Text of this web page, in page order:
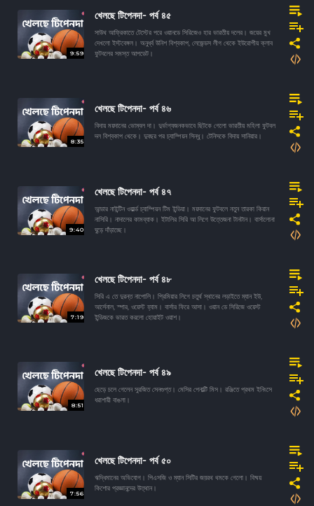
9:59
খেলছে টিপেনদা- পর্ব ৪৫
সাউথ আফ্রিকাতে টেস্টের পরে ওয়ানডে সিরিজেও হার ভারতীয় দলের। জয়ের মুখ
দেখলো ইস্টবেঙ্গল। অনুর্ধ্ব উনিশ বিশ্বকাপ, লেজেন্ডস লীগ থেকে ইউরোপীয় ক্লাব
ফুটবলের সমস্ত আপডেট।
8:35
খেলছে টিপেনদা- পর্ব ৪৬
বিদায় ময়দানের ভোম্বল দা। দুর্ভাগ্যজনকভাবে ছিটকে গেলো ভারতীয় মহিলা ফুটবল
দল বিশ্বকাপ থেকে। দুবছর পর চ্যাম্পিয়ন সিন্ধু। টেনিসকে বিদায় সানিয়ার।
9:40
খেলছে টিপেনদা- পর্ব ৪৭
আন্ডার নাইন্টিন ওয়ার্ল্ড চ্যাম্পিয়ন টিম ইন্ডিয়া। ময়দানের ফুটবলে নতুন তারকা কিয়ান
নাসিরি। নাদালের কামব্যাক। ইটালির সিরি আ লিগে উত্তেজনা টানটান। বার্সালোনা
ঘুড়ে দাঁড়াচ্ছে।
7:19
খেলছে টিপেনদা- পর্ব ৪৮
সিরি এ তে দুরন্ত নাপোলি। প্রিমিয়ার লিগে চতুর্থ স্থানের লড়াইতে ম্যান ইউ,
আর্সেনাল, স্পার, ওয়েস্ট হ্যাম। বার্সার ফিরে আসা। ওয়ান ডে সিরিজে ওয়েস্ট
ইন্ডিজকে ভারত করলো হোয়াইট ওয়াশ।
8:51
খেলছে টিপেনদা- পর্ব ৪৯
ছেড়ে চলে গেলেন সুরজিত সেনগুপ্ত। মেসির পেনাল্টি মিস। রঞ্জিতে প্রথম ইনিংসে
ধরাশায়ী বাঙলা।
7:56
খেলছে টিপেনদা- পর্ব ৫০
ঋদ্ধিমানের অভিযোগ। পিএসজি ও ম্যান সিটির জয়রথ থমকে গেলো। বিষ্ময়
কিশোর প্রজ্ঞানন্দের উত্থান।